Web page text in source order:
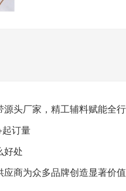
订量
好处
商为众多品牌创造显著价值